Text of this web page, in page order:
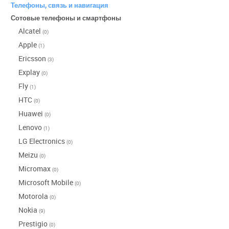
Телефоны, связь и навигация
Сотовые телефоны и смартфоны
Alcatel (0)
Apple (1)
Ericsson (3)
Explay (0)
Fly (1)
HTC (0)
Huawei (0)
Lenovo (1)
LG Electronics (0)
Meizu (0)
Micromax (0)
Microsoft Mobile (0)
Motorola (0)
Nokia (9)
Prestigio (0)